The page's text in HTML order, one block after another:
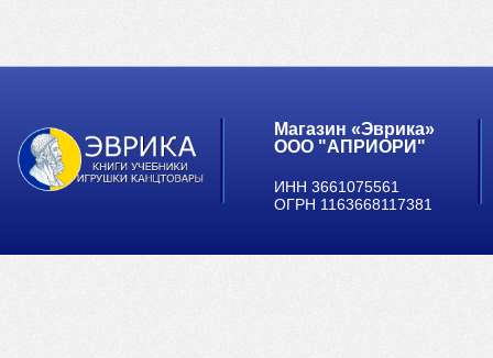
Магазин «Эврика»
ООО "АПРИОРИ"
ИНН 3661075561
ОГРН 1163668117381